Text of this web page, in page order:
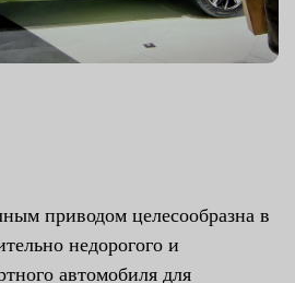
приводом целесообразна в
недорогого и
автомобиля для